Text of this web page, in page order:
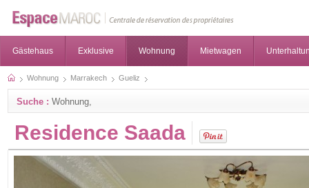
Gästehaus Exklusive Wohnung Mietwagen
Wohnung Marrakech Gueliz
Suche : Wohnung,
Residence Saada